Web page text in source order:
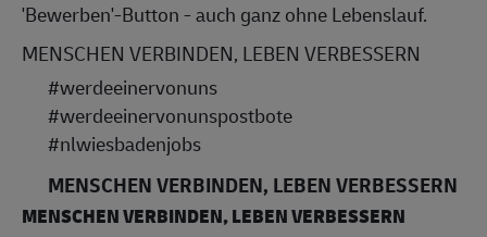
'Bewerben'-Button - auch ganz ohne Lebenslauf.
MENSCHEN VERBINDEN, LEBEN VERBESSERN
#werdeeinervonuns
#werdeeinervonunspostbote
#nlwiesbadenjobs
MENSCHEN VERBINDEN, LEBEN VERBESSERN
MENSCHEN VERBINDEN, LEBEN VERBESSERN